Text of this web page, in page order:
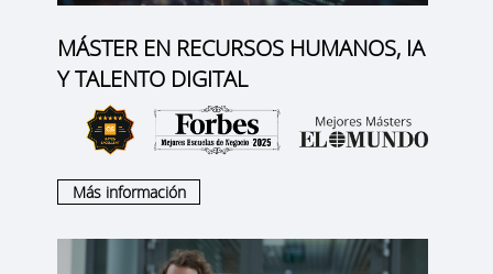
MÁSTER EN RECURSOS HUMANOS, IA
Y TALENTO DIGITAL
Más información